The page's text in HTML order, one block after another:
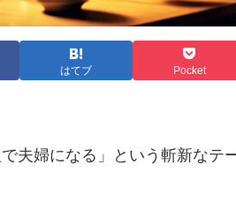
はてブ Pocket
夫婦になる」という斬新なテ